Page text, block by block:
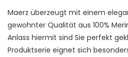
Maerz überzeugt mit einem
gewohnter Qualität aus 100%
Anlass hiermit sind Sie perfekt
Produktserie eignet sich